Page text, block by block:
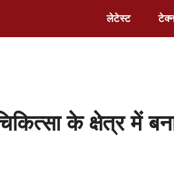
लेटेस्ट
के क्षेत्र में